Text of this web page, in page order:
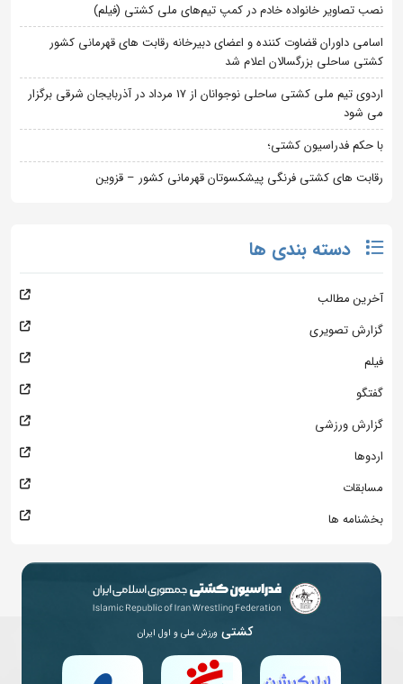
نصب تصاویر خانواده خادم در کمپ تیم‌های ملی کشتی (فیلم)
اسامی داوران قضاوت کننده و اعضای دبیرخانه رقابت های قهرمانی کشور
کشتی ساحلی بزرگسالان اعلام شد
اردوی تیم ملی کشتی ساحلی نوجوانان از 17 مرداد در آذربایجان شرقی برگزار
می شود
با حکم فدراسیون کشتی؛
رقابت های کشتی فرنگی پیشکسوتان قهرمانی کشور – قزوین
دسته بندی ها
آخرین مطالب
گزارش تصویری
فیلم
گفتگو
گزارش ورزشی
اردوها
مسابقات
بخشنامه ها
کشتی ورزش ملی و اول ایران